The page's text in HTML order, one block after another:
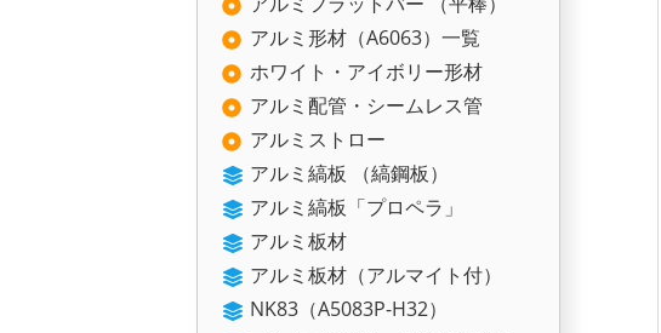
アルミ形材（A6063）一覧
ホワイト・アイボリー形材
アルミ配管・シームレス管
アルミストロー
アルミ縞板 （縞鋼板）
アルミ縞板「プロペラ」
アルミ板材
アルミ板材（アルマイト付）
NK83（A5083P-H32）